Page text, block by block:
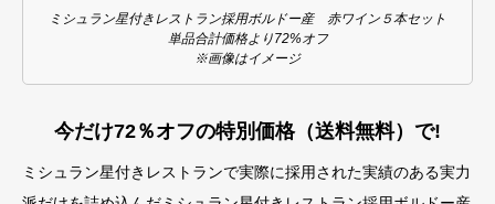
ミシュラン星付きレストラン採用ボルドー産 赤ワイン５本セット
単品合計価格より72%オフ
※画像はイメージ
今だけ72％オフの特別価格（送料無料）で!
ミシュラン星付きレストランで実際に採用された実績のある実力